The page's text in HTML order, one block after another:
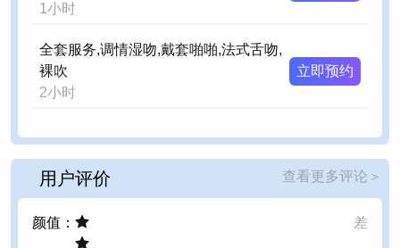
1 小时
全套服务,调情湿吻,戴套啪啪,法式舌吻,
裸吹
2小时
立即预约
用户评价 查看更多评论 ＞
颜值 ： 差